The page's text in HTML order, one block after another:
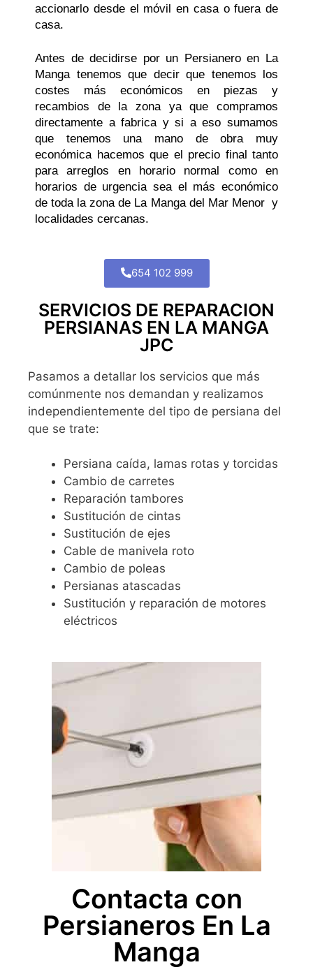
accionarlo desde el móvil en casa o fuera de
casa.
Antes de decidirse por un Persianero en La
Manga tenemos que decir que tenemos los
costes más económicos en piezas y
recambios de la zona ya que compramos
directamente a fabrica y si a eso sumamos
que tenemos una mano de obra muy
económica hacemos que el precio final tanto
para arreglos en horario normal como en
horarios de urgencia sea el más económico
de toda la zona de La Manga del Mar Menor y
localidades cercanas.
654 102 999
SERVICIOS DE REPARACION
PERSIANAS EN LA MANGA
JPC
Pasamos a detallar los servicios que más
comúnmente nos demandan y realizamos
independientemente del tipo de persiana del
que se trate:
Persiana caída, lamas rotas y torcidas
Cambio de carretes
Reparación tambores
Sustitución de cintas
Sustitución de ejes
Cable de manivela roto
Cambio de poleas
Persianas atascadas
Sustitución y reparación de motores
eléctricos
Contacta con
Persianeros En La
Manga